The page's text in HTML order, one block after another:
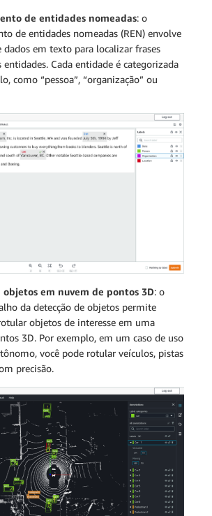
de entidades nomeadas: o
de entidades nomeadas (REN) envolve
dados em texto para localizar frases
entidades. Cada entidade é categorizada
como “pessoa”, “organização” ou
objetos em nuvem de pontos 3D: o
da detecção de objetos permite
objetos de interesse em uma
3D. Por exemplo, em um caso de uso
você pode rotular veículos, pistas
precisão.